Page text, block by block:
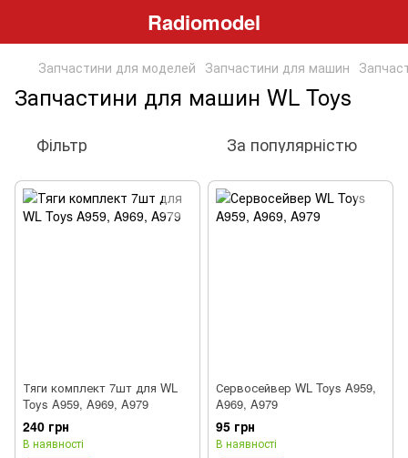
Radiomodel
Запчастини для моделей Запчастини для машин
Запчастини для машин WL Toys
Фільтр За популярністю
Тяги комплект 7шт для WL
Toys A959, A969, A979
240 грн
В наявності
Сервосейвер WL Toys A959,
A969, A979
95 грн
В наявності